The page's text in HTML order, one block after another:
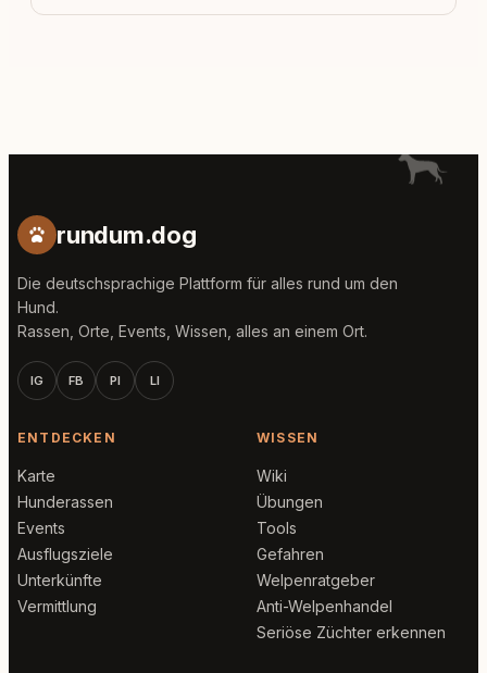
rundum.dog
Die deutschsprachige Plattform für alles rund um den
Hund.
Rassen, Orte, Events, Wissen, alles an einem Ort.
IG FB PI LI
ENTDECKEN
Karte
Hunderassen
Events
Ausflugsziele
Unterkünfte
Vermittlung
WISSEN
Wiki
Übungen
Tools
Gefahren
Welpenratgeber
Anti-Welpenhandel
Seriöse Züchter erkennen